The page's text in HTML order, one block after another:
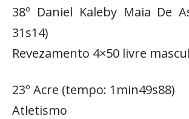
38º Daniel Kaleby Maia De
31s14)
Revezamento 4×50 livre
23º Acre (tempo: 1min49s88)
Atletismo